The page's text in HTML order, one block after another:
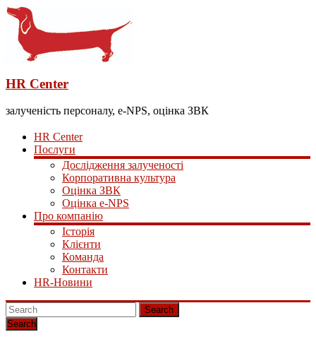
HR Center
залученість персоналу, e-NPS, оцінка ЗВК
HR Center
Послуги
Дослідження залученості
Корпоративна культура
Оцінка ЗВК
Оцінка e-NPS
Про компанію
Історія
Клієнти
Команда
Контакти
HR-Новини
Search